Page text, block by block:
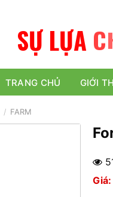
SỰ LỰA C
TRANG CHỦ GIỚI
/ FARM